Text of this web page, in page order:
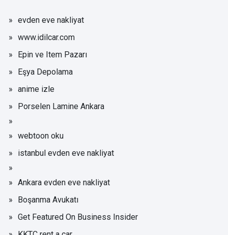
evden eve nakliyat
www.idilcar.com
Epin ve Item Pazarı
Eşya Depolama
anime izle
Porselen Lamine Ankara
webtoon oku
istanbul evden eve nakliyat
Ankara evden eve nakliyat
Boşanma Avukatı
Get Featured On Business Insider